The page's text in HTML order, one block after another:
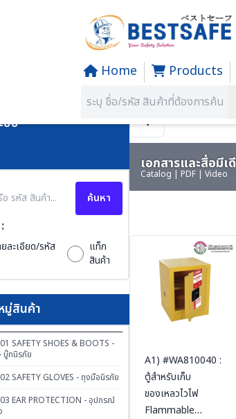
Home Products
SECTION 39 SAFETY
บบ
ค้นหา
ละเอียด/รหัส
แท็ก
สินค้า
มู่สินค้า
SAFETY SHOES & BOOTS -
บู๊ทนิรภัย
SAFETY GLOVES - ถุงมือนิรภัย
EAR PROTECTION - อุปกรณ์
เอกสารและสื่อมีเ
Catalog | PDF | Video
A1) #WA810040 :
ตู้สำหรับเก็บ
ของเหลวไวไฟ
Flammable